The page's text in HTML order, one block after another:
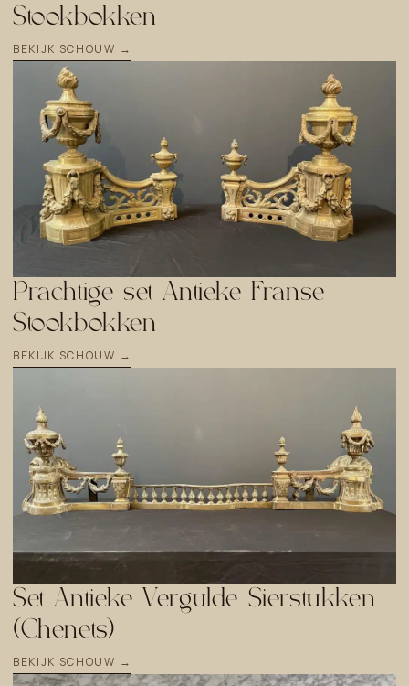
Stookbokken
BEKIJK SCHOUW →
Prachtige set Antieke Franse
Stookbokken
BEKIJK SCHOUW →
Set Antieke Vergulde Sierstukken
(Chenets)
BEKIJK SCHOUW →